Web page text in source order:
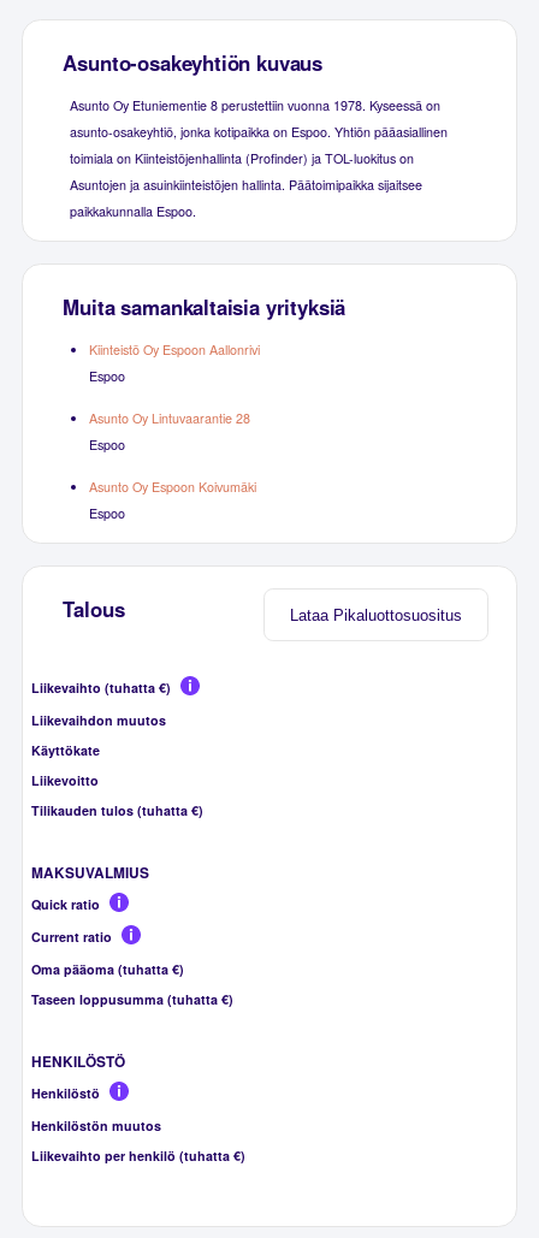
Asunto-osakeyhtiön kuvaus
Asunto Oy Etuniementie 8 perustettiin vuonna 1978. Kyseessä on
asunto-osakeyhtiö, jonka kotipaikka on Espoo. Yhtiön pääasiallinen
toimiala on Kiinteistöjenhallinta (Profinder) ja TOL-luokitus on
Asuntojen ja asuinkiinteistöjen hallinta. Päätoimipaikka sijaitsee
paikkakunnalla Espoo.
Muita samankaltaisia yrityksiä
Kiinteistö Oy Espoon Aallonrivi
Espoo
Asunto Oy Lintuvaarantie 28
Espoo
Asunto Oy Espoon Koivumäki
Espoo
Lataa Pikaluottosuositus
Talous
Liikevaihto (tuhatta €)
Liikevaihdon muutos
Käyttökate
Liikevoitto
Tilikauden tulos (tuhatta €)
MAKSUVALMIUS
Quick ratio
Current ratio
Oma pääoma (tuhatta €)
Taseen loppusumma (tuhatta €)
HENKILÖSTÖ
Henkilöstö
Henkilöstön muutos
Liikevaihto per henkilö (tuhatta €)